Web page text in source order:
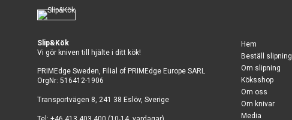
Slip&Kök
Vi gör kniven till hjälte i ditt kök!
PRIMEdge Sweden, Filial of PRIMEdge Europe SARL
OrgNr: 516412-1906
Transportvägen 8, 241 38 Eslöv, Sverige
Hem
Beställ slipning
Om slipning
Köksshop
Om oss
Om knivar
Media
se personligt
anpassat
erbjudanden.